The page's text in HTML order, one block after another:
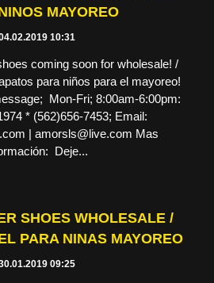
MAYOREO
10:31
coming soon for wholesale! /
para niños para el mayoreo!
Mon-Fri; 8:00am-6:00pm:
* (562)656-7453; Email:
| amorsls@live.com Mas
Deje...
SHOES WHOLESALE /
PARA NINAS MAYOREO
09:25